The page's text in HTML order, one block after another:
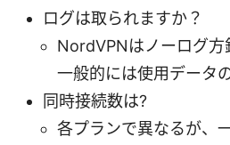
ログは取られますか？
NordVPNはノーログ
一般的には使用データ
同時接続数は?
各プランで異なるが、